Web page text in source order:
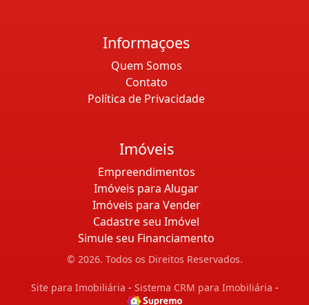
Informaçoes
Quem Somos
Contato
Política de Privacidade
Imóveis
Empreendimentos
Imóveis para Alugar
Imóveis para Vender
Cadastre seu Imóvel
Simule seu Financiamento
© 2026. Todos os Direitos Reservados.
Site para Imobiliária - Sistema CRM para Imobiliária -